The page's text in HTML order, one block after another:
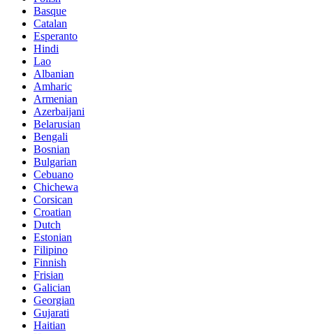
Basque
Catalan
Esperanto
Hindi
Lao
Albanian
Amharic
Armenian
Azerbaijani
Belarusian
Bengali
Bosnian
Bulgarian
Cebuano
Chichewa
Corsican
Croatian
Dutch
Estonian
Filipino
Finnish
Frisian
Galician
Georgian
Gujarati
Haitian